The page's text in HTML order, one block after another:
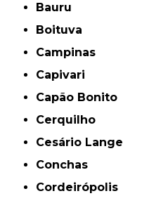
Bauru
Boituva
Campinas
Capivari
Capão Bonito
Cerquilho
Cesário Lange
Conchas
Cordeirópolis